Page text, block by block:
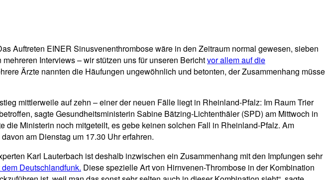
Auftreten EINER Sinusvenenthrombose wäre in den Zeitraum normal gewesen, sieben
Interviews – wir stützen uns für unseren Berichtvor allem auf die
Ärzte nannten die Häufungen ungewöhnlich und betonten, der Zusammenhang müsse
mittlerweile auf zehn – einer der neuen Fälle liegt in Rheinland-Pfalz: Im Raum Trier
sagte Gesundheitsministerin Sabine Bätzing-Lichtenthäler (SPD) am Mittwoch in
Ministerin noch mitgeteilt, es gebe keinen solchen Fall in Rheinland-Pfalz. Am
am Dienstag um 17.30 Uhr erfahren.
Karl Lauterbach ist deshalb inzwischen ein Zusammenhang mit den Impfungen sehr
Deutschlandfunk. Diese spezielle Art von Hirnvenen-Thrombose in der Kombination